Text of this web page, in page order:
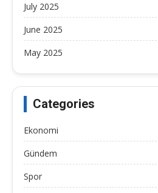
July 2025
June 2025
May 2025
Categories
Ekonomi
Gündem
Spor